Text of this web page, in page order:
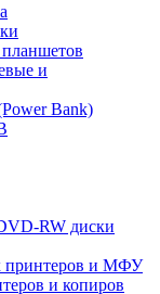
и
Bank)
RW диски
принтеров и МФУ
и копиров